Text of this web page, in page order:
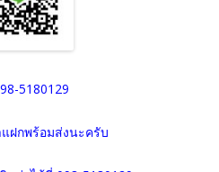
5180129
ฝกพร้อมส่งนะครับ